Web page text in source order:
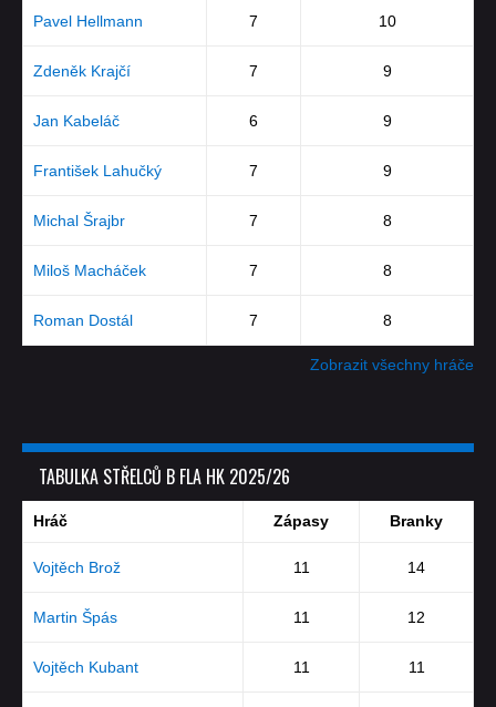
Pavel Hellmann 7 10
Zdeněk Krajčí 7 9
Jan Kabeláč 6 9
František Lahučký 7 9
Michal Šrajbr 7 8
Miloš Macháček 7 8
Roman Dostál 7 8
Zobrazit všechny hráče
TABULKA STŘELCŮ B FLA HK 2025/26
Hráč Zápasy Branky
Vojtěch Brož 11 14
Martin Špás 11 12
Vojtěch Kubant 11 11